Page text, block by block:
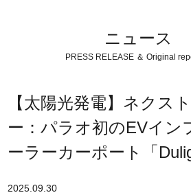
ニュース
PRESS RELEASE ＆ Original
【太陽光発電】ネクス
ー：パラオ初のEVイ
ーラーカーポート「
2025.09.30